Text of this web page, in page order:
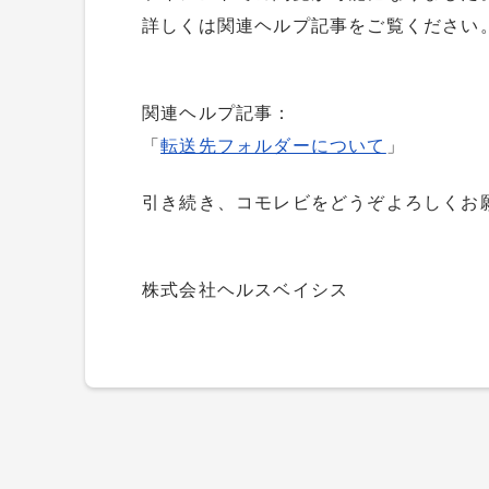
詳しくは関連ヘルプ記事をご覧ください。
関連ヘルプ記事：
「転送先フォルダーについて 」
引き続き、コモレビをどうぞよろしくお
株式会社ヘルスベイシス